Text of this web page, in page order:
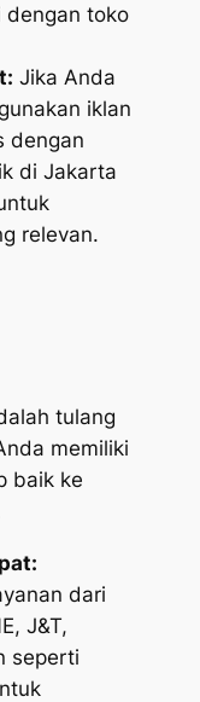
dengan toko
Jika Anda
iklan
dengan
di Jakarta
relevan.
tulang
memiliki
baik ke
dari
J&T,
seperti